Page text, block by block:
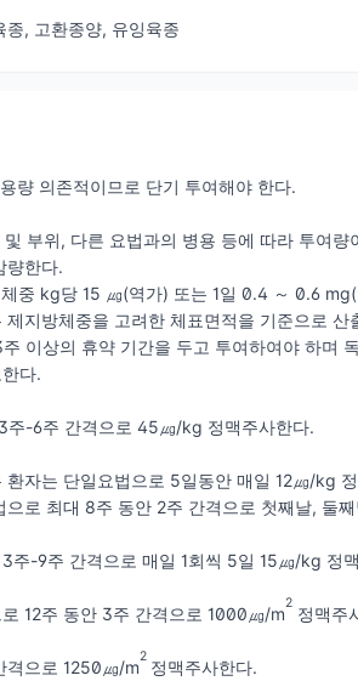
, 고환종양, 유잉육종
량 의존적이므로 단기 투여해야 한다.
부위, 다른 요법과의 병용 등에 따라 투여
량한다.
중 kg당 15 ㎍(역가) 또는 1일 0.4 ～ 0.6
지방체중을 고려한 체표면적을 기준으로 산
이상의 휴약 기간을 두고 투여하여야 하며
다.
주-6주 간격으로 45㎍/kg 정맥주사한다.
자는 단일요법으로 5일동안 매일 12㎍/kg
으로 최대 8주 동안 2주 간격으로 첫째날, 둘
주-9주 간격으로 매일 1회씩 5일 15㎍/kg 정
12주 동안 3주 간격으로 1000㎍/m
2
정맥주
격으로 1250㎍/m
2
정맥주사한다.